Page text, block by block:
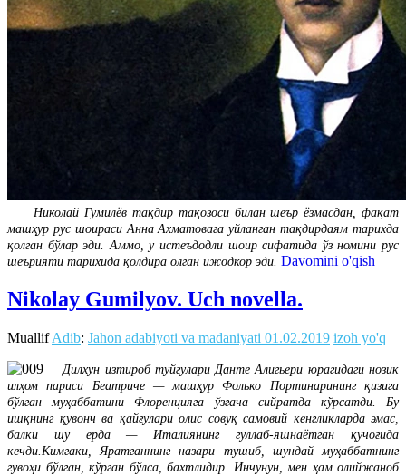
Николай Гумилёв тақдир тақозоси билан шеър ёзмасдан, фақат
машҳур рус шоираси Анна Ахматовага уйланган тақдирдаям тарихда
қолган бўлар эди. Аммо, у истеъдодли шоир сифатида ўз номини рус
шеърияти тарихида қолдира олган ижодкор эди. Davomini o'qish
Nikolay Gumilyov. Uch novella.
MuallifAdib: Jahon adabiyoti va madaniyati 01.02.2019 izoh yo'q
Дилхун изтироб туйғулари Данте Алигьери юрагидаги нозик
илҳом париси Беатриче — машҳур Фолько Портинарининг қизига
бўлган муҳаббатини Флоренцияга ўзгача сийратда кўрсатди. Бу
ишқнинг қувонч ва қайғулари олис совуқ самовий кенгликларда эмас,
балки шу ерда — Италиянинг гуллаб-яшнаётган қучоғида
кечди.Кимгаки, Яратганнинг назари тушиб, шундай муҳаббатнинг
гувоҳи бўлган, кўрган бўлса, бахтлидир. Инчунун, мен ҳам олийжаноб